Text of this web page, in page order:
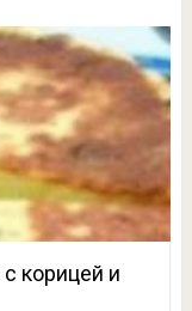
корицей и